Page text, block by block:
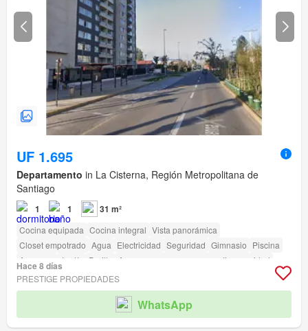
UF 1.695
Departamento in La Cisterna, Región Metropolitana de
Santiago
1 1 31 m²
Cocina equipada Cocina integral Vista panorámica
Closet empotrado Agua Electricidad Seguridad Gimnasio Piscina
Ascensor
Jardín Parilla Acceso para personas con discapacidad
Hace 8 días
PRESTIGE PROPIEDADES
WhatsApp